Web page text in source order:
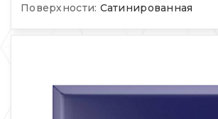
Поверхности: Сатинированная